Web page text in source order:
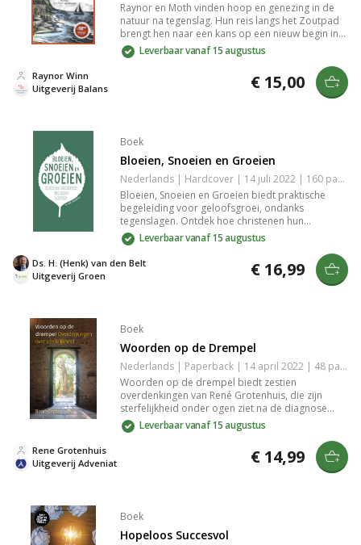
Raynor en Moth vinden hoop en genezing in de
natuur na tegenslag. Hun reis langs het Zoutpad
brengt hen naar een kans op een nieuw begin in
Cornwall. Dit verhaal onthult de krachtige
verbinding tussen mens en natuur en de helende
kracht daarvan. Een inspirerend relaas over
liefde, overleven en regeneratie.
Leverbaar vanaf 15 augustus
Uitgeverij Balans
Raynor Winn € 15,00
Boek
Bloeien, Snoeien en Groeien
Nederlands | Hardcover | 14 juli 2022 | 160 pagina's | 9789088973222
Bloeien, Snoeien en Groeien biedt praktische
begeleiding voor geloofsgroei, ondanks
tegenslagen. Ontdek hoe christenen hun
geestelijke strijd overwinnen en dichter bij God
komen door de kracht van genade. Dit boek
inspireert tot het dragen van vrucht en het
reflecteren van Christus’ liefde.
Leverbaar vanaf 15 augustus
Uitgeverij Groen
Ds. H. (Henk) van den Belt € 16,99
Boek
Woorden op de Drempel
Nederlands | Paperback | 14 april 2022 | 48 pagina's | 9789493279087
Woorden op de drempel biedt zestien
overdenkingen van René Grotenhuis, die zijn
sterfelijkheid onder ogen ziet na de diagnose
slokdarmkanker. Hij reflecteert op leven, dood en
de kracht van genade, steun van dierbaren en
liefde. Een diepgaand, inspirerend boek over de
Leverbaar vanaf 15 augustus
Uitgeverij Adveniat
Rene Grotenhuis € 14,99
Boek
Hopeloos Succesvol